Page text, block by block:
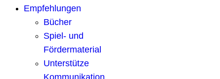
Empfehlungen
Bücher
Spiel- und
Fördermaterial
Unterstütze
Kommunikation